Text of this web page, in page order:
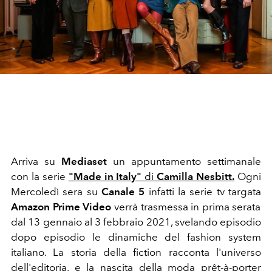
Arriva su Mediaset un appuntamento settimanale
con la serie "Made in Italy" diCamilla Nesbitt. Ogni
Mercoledì sera su Canale 5 infatti la serie tv targata
Amazon Prime Video verrà trasmessa in prima serata
dal 13 gennaio al 3 febbraio 2021, svelando episodio
dopo episodio le dinamiche del fashion system
italiano. La storia della fiction racconta l'universo
dell'editoria, e la nascita della moda prêt-à-porter